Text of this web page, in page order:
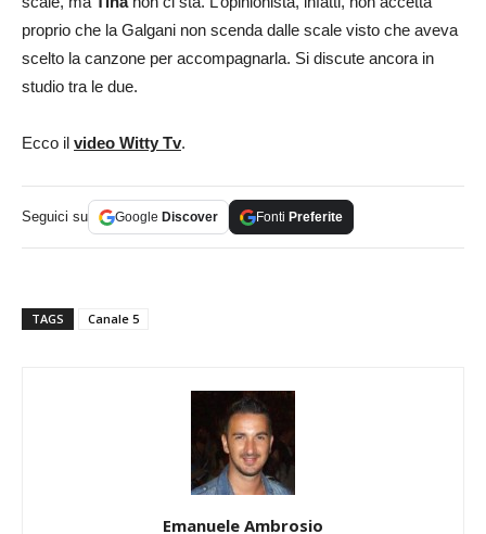
proprio che la Galgani non scenda dalle scale visto che aveva
scelto la canzone per accompagnarla. Si discute ancora in
studio tra le due.
Ecco il video Witty Tv.
Seguici su Google Discover Fonti Preferite
TAGS Canale 5
Emanuele Ambrosio